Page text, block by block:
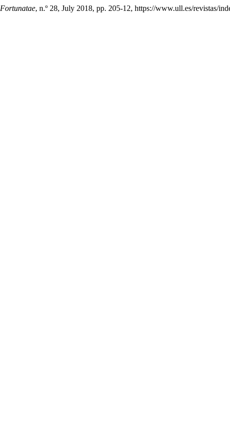
Fortunatae, n.º 28, July 2018, pp. 205-12, https://www.ull.es/revistas/